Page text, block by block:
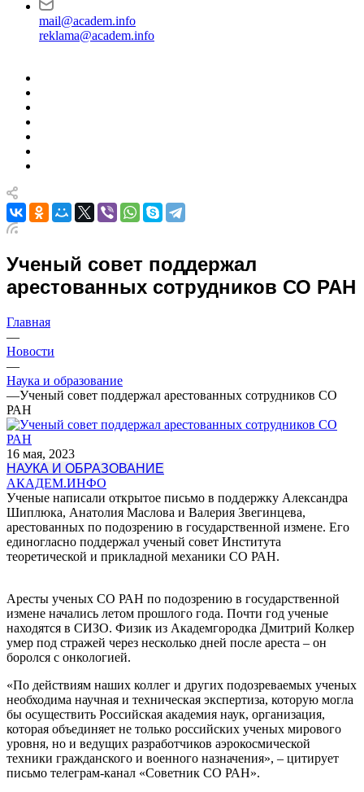
mail@academ.info
reklama@academ.info
Ученый совет поддержал
арестованных сотрудников СО РАН
Главная
—
Новости
—
Наука и образование
—Ученый совет поддержал арестованных сотрудников СО
РАН
16 мая, 2023
НАУКА И ОБРАЗОВАНИЕ
АКАДЕМ.ИНФО
Ученые написали открытое письмо в поддержку Александра
Шиплюка, Анатолия Маслова и Валерия Звегинцева,
арестованных по подозрению в государственной измене. Его
единогласно поддержал ученый совет Института
теоретической и прикладной механики СО РАН.
Аресты ученых СО РАН по подозрению в государственной
измене начались летом прошлого года. Почти год ученые
находятся в СИЗО. Физик из Академгородка Дмитрий Колкер
умер под стражей через несколько дней после ареста – он
боролся с онкологией.
«По действиям наших коллег и других подозреваемых ученых
необходима научная и техническая экспертиза, которую могла
бы осуществить Российская академия наук, организация,
которая объединяет не только российских ученых мирового
уровня, но и ведущих разработчиков аэрокосмической
техники гражданского и военного назначения», – цитирует
письмо телеграм-канал «Советник СО РАН».